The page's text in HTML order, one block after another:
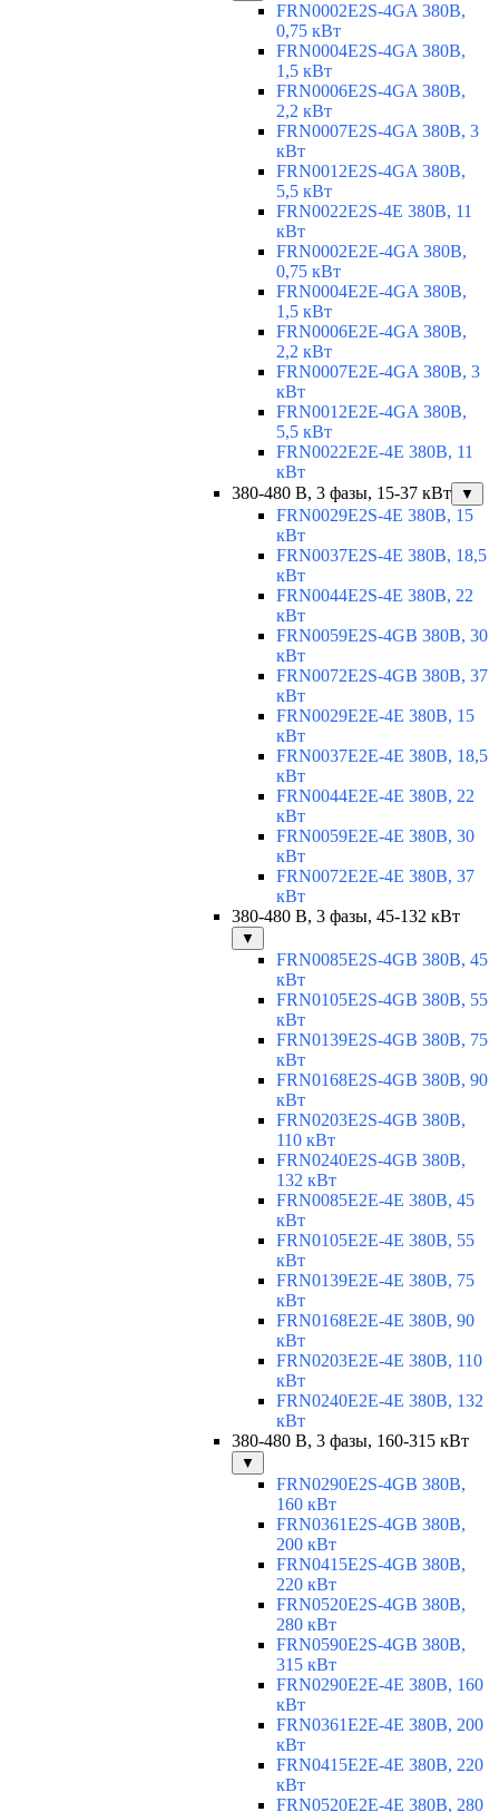
FRN0002E2S-4GA 380В,
0,75 кВт
FRN0004E2S-4GA 380В,
1,5 кВт
FRN0006E2S-4GA 380В,
2,2 кВт
FRN0007E2S-4GA 380В, 3
кВт
FRN0012E2S-4GA 380В,
5,5 кВт
FRN0022E2S-4E 380В, 11
кВт
FRN0002E2E-4GA 380В,
0,75 кВт
FRN0004E2E-4GA 380В,
1,5 кВт
FRN0006E2E-4GA 380В,
2,2 кВт
FRN0007E2E-4GA 380В, 3
кВт
FRN0012E2E-4GA 380В,
5,5 кВт
FRN0022E2E-4E 380В, 11
кВт
380-480 В, 3 фазы, 15-37 кВт
▼
FRN0029E2S-4E 380В, 15
кВт
FRN0037E2S-4E 380В, 18,5
кВт
FRN0044E2S-4E 380В, 22
кВт
FRN0059E2S-4GB 380В, 30
кВт
FRN0072E2S-4GB 380В, 37
кВт
FRN0029E2E-4E 380В, 15
кВт
FRN0037E2E-4E 380В, 18,5
кВт
FRN0044E2E-4E 380В, 22
кВт
FRN0059E2E-4E 380В, 30
кВт
FRN0072E2E-4E 380В, 37
кВт
380-480 В, 3 фазы, 45-132 кВт
▼
FRN0085E2S-4GB 380В, 45
кВт
FRN0105E2S-4GB 380В, 55
кВт
FRN0139E2S-4GB 380В, 75
кВт
FRN0168E2S-4GB 380В, 90
кВт
FRN0203E2S-4GB 380В,
110 кВт
FRN0240E2S-4GB 380В,
132 кВт
FRN0085E2E-4E 380В, 45
кВт
FRN0105E2E-4E 380В, 55
кВт
FRN0139E2E-4E 380В, 75
кВт
FRN0168E2E-4E 380В, 90
кВт
FRN0203E2E-4E 380В, 110
кВт
FRN0240E2E-4E 380В, 132
кВт
380-480 В, 3 фазы, 160-315 кВт
▼
FRN0290E2S-4GB 380В,
160 кВт
FRN0361E2S-4GB 380В,
200 кВт
FRN0415E2S-4GB 380В,
220 кВт
FRN0520E2S-4GB 380В,
280 кВт
FRN0590E2S-4GB 380В,
315 кВт
FRN0290E2E-4E 380В, 160
кВт
FRN0361E2E-4E 380В, 200
кВт
FRN0415E2E-4E 380В, 220
кВт
FRN0520E2E-4E 380В, 280